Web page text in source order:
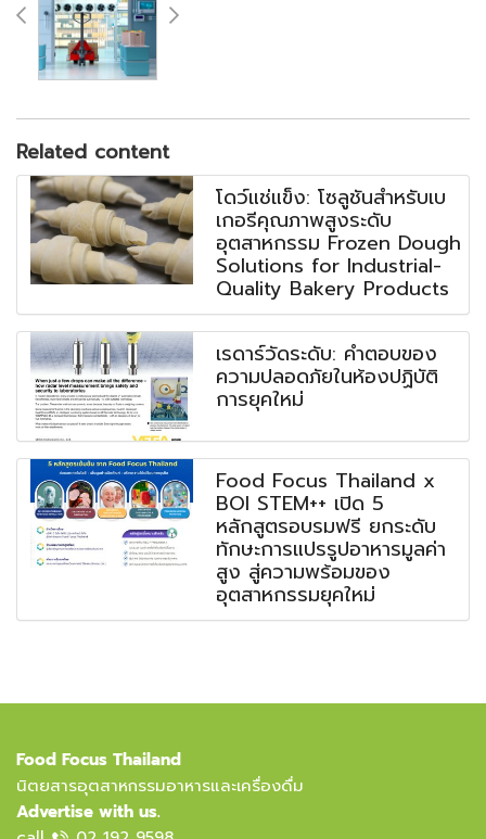
Related content
โดว์แช่แข็ง: โซลูชันสำหรับเบ
เกอรีคุณภาพสูงระดับ
อุตสาหกรรม Frozen Dough
Solutions for Industrial-
Quality Bakery Products
เรดาร์วัดระดับ: คำตอบของ
ความปลอดภัยในห้องปฏิบัติ
การยุคใหม่
Food Focus Thailand x
BOI STEM++ เปิด 5
หลักสูตรอบรมฟรี ยกระดับ
ทักษะการแปรรูปอาหารมูลค่า
สูง สู่ความพร้อมของ
อุตสาหกรรมยุคใหม่
Food Focus Thailand
นิตยสารอุตสาหกรรมอาหารและเครื่องดื่ม
Advertise with us.